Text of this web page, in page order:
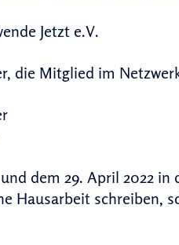
Jetzt
die Mitglied im
Freiberufler
dem 29. April 2022
Hausarbeit schreiben,